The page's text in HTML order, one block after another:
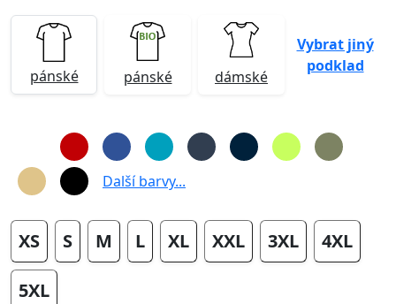
pánské pánské dámské
Vybrat jiný
podklad
Další barvy...
XS S M L XL XXL 3XL 4XL
5XL